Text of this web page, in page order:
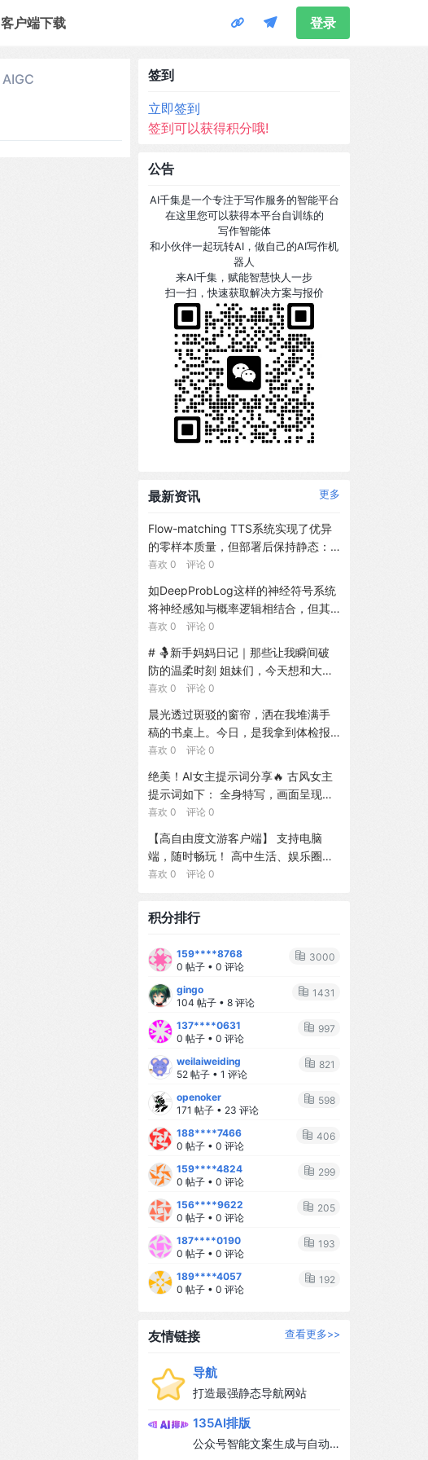
客户端下载 登录
AIGC 签到
立即签到
签到可以获得积分哦!
公告
AI千集是一个专注于写作服务的智能平台
在这里您可以获得本平台自训练的
写作智能体
和小伙伴一起玩转AI，做自己的AI写作机
器人
来AI千集，赋能智慧快人一步
扫一扫，快速获取解决方案与报价
最新资讯 更多
Flow-matching TTS系统实现了优异
的零样本质量，但部署后保持静态：
除非重新训练，词汇外专有名词的发
音错误将持续存在。我们引入FlowEdi
t，一种面向冻结Flow-matching TTS
的终身适应框架，将发音纠正作为潜
在条件编辑而非权重更新进行学习。
提供纠正反馈时，FlowEdit优化文本
嵌入空间中的token级扰动，随后将纠
正存储于作为内容可寻址情景记忆的M
odern Hopfield Network。推理时，
通过带有相似性门控的软注意力检索
纠正，以实现模糊形态匹配。在我们
词的基准上，相较于零样本基线，Flo
wEdit将目标词音素错误率降低了92.
7%，同时保持同等的一般语音质量。
单块GPU上完成纠正约耗时15秒。
喜欢 0 评论 0
如DeepProbLog这样的神经符号系统
将神经感知与概率逻辑相结合，但其
标准推理为关联推理。反事实推理还
需要针对干预与证据的因果语义。我
们引入了DeepSWIP，这是一种针对D
eepProbLog程序的单世界反事实语
义。利用神经具化，我们将固定上下
文的神经谓词转化为普通的ProbLog
选择，应用单世界干预程序（SWIP
s），并通过在单个变换程序上进行加
权模型计数（WMC）来计算反事实。
在有限实例化与唯一支持模型假设
下，DeepSWIP相对于已学习的具化F
商-WMC形式识别了活跃的神经概
率，并解释了干预清理、校准敏感性
与稀有证据不稳定性。在MPI3D上的
与12,000个查询的表现符合预测，且
$\times$的推理加速。一项SUMO H
OV实验表明，神经校准退化会导致插
入式估计产生偏差，而范围划分正确
的随机化策略AIPW估计器则能消除总
体均值与ATE估计目标的大部分一阶偏
差。代码位于
喜欢 0 评论 0
# 🤱新手妈妈日记｜那些让我瞬间破
防的温柔时刻 姐妹们，今天想和大家
分享一下当妈后的真实感受～ --- ##
👶 从手忙脚乱到渐入佳境 还记得刚生
完宝宝那会儿，换尿布要查攻略、喂
奶要掐着时间、哄睡要抱着走三圈...每
天都在手忙脚乱中度过。 但现在呢？
🥰 - 听哭声就知道宝宝是饿了、困了
还是想抱抱 - 换尿布速度堪比专业护
士 - 一只手抱娃、一只手吃饭已经练
到炉火纯青 原来，母爱真的是一种本
能，也是一场温柔的修行。 --- ## 💫
那些让我瞬间破防的小瞬间 ✨ **凌晨
指...那一刻，所有的疲惫都烟消云散。
突然清晰地说出"妈妈"两个字，我当场
泪目，激动得手都在抖。 ✨ **生病时
的依赖** 宝宝发烧了，小脸通红地窝
在我怀里，那一刻我多想替他承受所
有的难受。 ✨ **睡着的侧脸** 看着宝
宝熟睡的侧脸，长长的睫毛、微微嘟
起的小嘴...心里软成了一滩水。 --- #
# 🌻 给新手妈妈的小建议 1️⃣ **不要追
求完美** 家里乱一点没关系，外卖也
可以吃，最重要的是你开心，宝宝才
能开心。 2️⃣ **学会求助** 不要一个
人扛所有事，让老公参与进来，让家
人帮帮忙，你不是超人。 3️⃣ **给自己
留一点时间** 每天哪怕只有15分钟，
也要做点自己喜欢的事：敷个面膜、
刷刷剧、喝杯咖啡。 4️⃣ **相信自己的
直觉** 每个妈妈都是自己孩子的专
家，相信你的判断，你比任何人都了
解你的宝宝。 --- ## 🌈 写在最后 当
妈后，我才真正理解"母亲"这两个字的
而是多了一个让你变得更柔软、更勇
尔崩溃，可能也会偷偷想念从前自由
自在的日子... 但当我们看着宝宝的小
脸，听着他叫"妈妈"，所有的辛苦都值
得。 ❤️ 致每一位努力发光的新手妈
妈，你们都是最棒的！ --- #新手妈妈
喜欢 0 评论 0
晨光透过斑驳的窗帘，洒在我堆满手
稿的书桌上。今日，是我拿到体检报
告的第三天。手边是我改了20遍的小
说手稿，电脑里是我6年的完整创作记
录，手机里是上司张诚刚发来的威胁
信息：「你最好识相点，否则别怪我
不客气。」墙上贴满的手写大纲，似
乎在无声地问我——我还要继续忍下
去吗？我的时间不多了，我的每一个
选择都至关重要。我该选择怎样的觉
更多证据，等待最佳时机再反击 【2】
立即咨询律师，走法律程序，用专业
流程维护权益 【3】在社交平台公开
部分真相，用舆论压力逼迫对方妥协
喜欢 0 评论 0
绝美！AI女主提示词分享🔥 古风女主
提示词如下： 全身特写，画面呈现一
位美得令人屏息的年轻美女，身着一
套极尽华丽的唐代风格汉服。整体色
调以香槟金、薄荷绿及粉色为主。胸
前、衣袖及长长的拖尾上，满布着繁
密精致的金线刺绣，图案为孔雀与牡
根纱面料叠搭而成。发型采用精致传
簪、流苏及鲜花配饰。姿态优雅，双
手轻柔交叠。光线柔和明亮，采用专
业的影棚布光效果，背景为纯净的白
色。8K分辨率，照片级写实，肌肤纹
理超写实，呈现电影级人像质感与时
尚摄影风格。
喜欢 0 评论 0
【高自由度文游客户端】 支持电脑
端，随时畅玩！ 高中生活、娱乐圈、
灵异无限流、宫闱宅院、经营养成等
操作简单～ 这是回合制文游模拟器，
一积分等于一回合剧情或者一次聊
天，每天赠送三积分。如果是纯剧情
的话每回合有上千字看宝宝阅读速度
。
喜欢 0 评论 0
积分排行
159****8768
0 帖子 • 0 评论
3000
gingo
104 帖子 • 8 评论
1431
137****0631
0 帖子 • 0 评论
997
weilaiweiding
52 帖子 • 1 评论
821
openoker
171 帖子 • 23 评论
598
188****7466
0 帖子 • 0 评论
406
159****4824
0 帖子 • 0 评论
299
156****9622
0 帖子 • 0 评论
205
187****0190
0 帖子 • 0 评论
193
189****4057
0 帖子 • 0 评论
192
友情链接 查看更多>>
导航
打造最强静态导航网站
135AI排版
公众号智能文案生成与自动